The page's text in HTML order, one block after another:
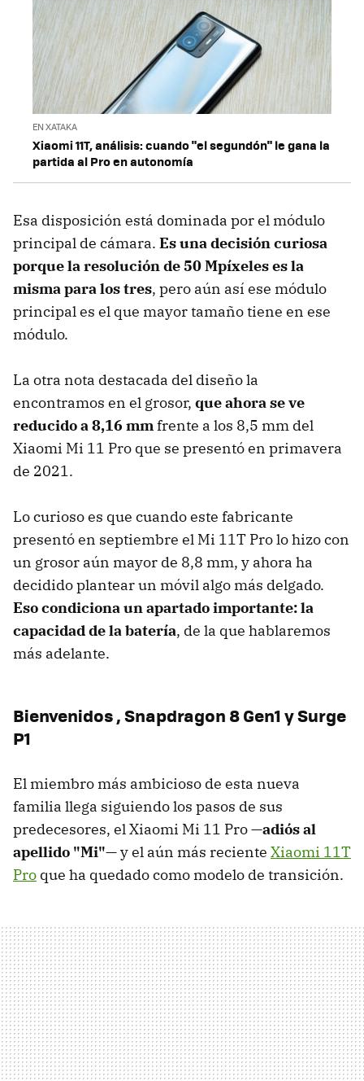
EN XATAKA
Xiaomi 11T, análisis: cuando "el segundón" le gana la
partida al Pro en autonomía
Esa disposición está dominada por el módulo
principal de cámara. Es una decisión curiosa
porque la resolución de 50 Mpíxeles es la
misma para los tres, pero aún así ese módulo
principal es el que mayor tamaño tiene en ese
módulo.
La otra nota destacada del diseño la
encontramos en el grosor, que ahora se ve
reducido a 8,16 mmfrente a los 8,5 mm del
Xiaomi Mi 11 Pro que se presentó en primavera
de 2021.
Lo curioso es que cuando este fabricante
presentó en septiembre el Mi 11T Pro lo hizo con
un grosor aún mayor de 8,8 mm, y ahora ha
decidido plantear un móvil algo más delgado.
Eso condiciona un apartado importante: la
capacidad de la batería, de la que hablaremos
más adelante.
Bienvenidos , Snapdragon 8 Gen1 y Surge
P1
El miembro más ambicioso de esta nueva
familia llega siguiendo los pasos de sus
predecesores, el Xiaomi Mi 11 Pro —adiós al
apellido "Mi"— y el aún más reciente Xiaomi 11T
Pro que ha quedado como modelo de transición.